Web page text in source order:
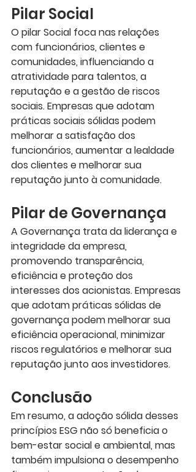
Pilar Social
O pilar Social foca nas relações
com funcionários, clientes e
comunidades, influenciando a
atratividade para talentos, a
reputação e a gestão de riscos
sociais. Empresas que adotam
práticas sociais sólidas podem
melhorar a satisfação dos
funcionários, aumentar a lealdade
dos clientes e melhorar sua
reputação junto à comunidade.
Pilar de Governança
A Governança trata da liderança e
integridade da empresa,
promovendo transparência,
eficiência e proteção dos
interesses dos acionistas. Empresas
que adotam práticas sólidas de
governança podem melhorar sua
eficiência operacional, minimizar
riscos regulatórios e melhorar sua
reputação junto aos investidores.
Conclusão
Em resumo, a adoção sólida desses
princípios ESG não só beneficia o
bem-estar social e ambiental, mas
também impulsiona o desempenho